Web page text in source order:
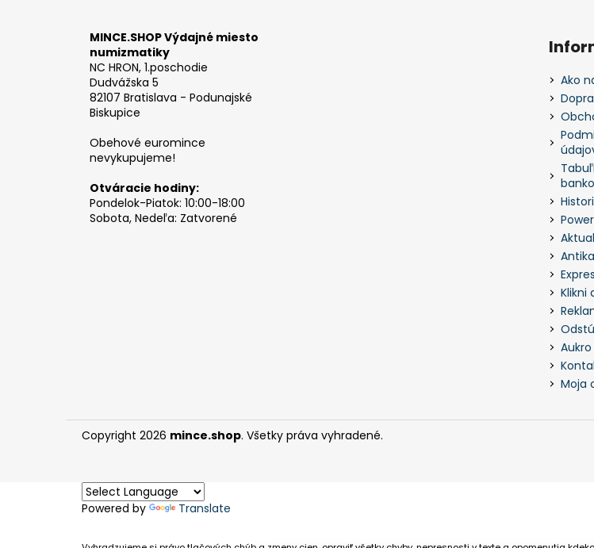
MINCE.SHOP Výdajné miesto
numizmatiky
NC HRON, 1.poschodie
Dudvážska 5
82107 Bratislava - Podunajské
Biskupice
Obehové euromince
nevykupujeme!
Otváracie hodiny:
Pondelok-Piatok: 10:00-18:00
Sobota, Nedeľa: Zatvorené
Ako
Antika
Klikni
Moja
Copyright 2026 mince.shop. Všetky práva vyhradené.
Powered by Translate